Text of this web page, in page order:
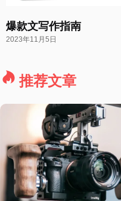
爆款文写作指南
2023年11月5日
推荐文章